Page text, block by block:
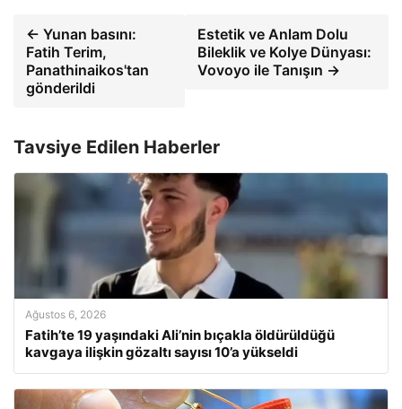
← Yunan basını:
Fatih Terim,
Panathinaikos'tan
gönderildi
Estetik ve Anlam Dolu
Bileklik ve Kolye Dünyası:
Vovoyo ile Tanışın →
Tavsiye Edilen Haberler
Ağustos 6, 2026
Fatih’te 19 yaşındaki Ali’nin bıçakla öldürüldüğü
kavgaya ilişkin gözaltı sayısı 10’a yükseldi